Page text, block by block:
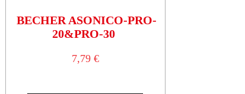
BECHER ASONICO-PRO-
20&PRO-30
7,79 €